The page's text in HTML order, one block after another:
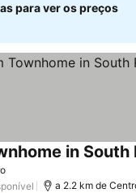
para ver os preços
in South
a 2.2 km de